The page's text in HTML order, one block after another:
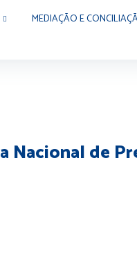
MEDIAÇÃO E
Nacional de